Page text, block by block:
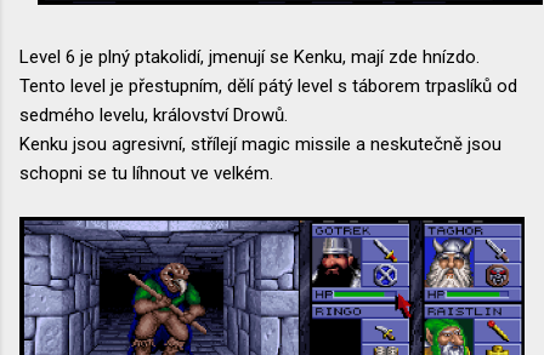
Level 6 je plný ptakolidí, jmenují se Kenku, mají zde hnízdo.
Tento level je přestupním, dělí pátý level s táborem trpaslíků od
sedmého levelu, království Drowů.
Kenku jsou agresivní, střílejí magic missile a neskutečně jsou
schopni se tu líhnout ve velkém.